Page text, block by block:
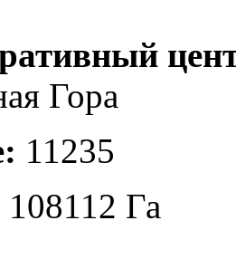
Гора
11235
108112 Га